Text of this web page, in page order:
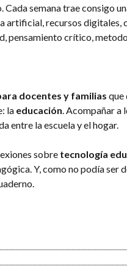
semana trae consigo
artificial, recursos digitales,
pensamiento crítico,
docentes y familias que
la educación. Acompañar a
entre la escuela y el hogar.
sobre tecnología
Y, como no podía ser